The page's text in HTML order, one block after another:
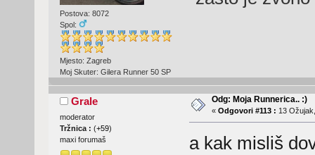
Postova: 8072
Spol:
Mjesto: Zagreb
Moj Skuter: Gilera Runner 50 SP
Grale
moderator
Tržnica : (+59)
maxi forumaš
Odg: Moja Runnerica.. :)
« Odgovori #113 : 13
a kak misliš